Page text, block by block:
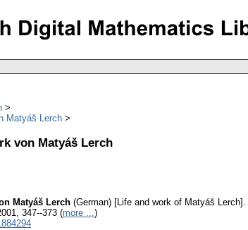
Matyáš Lerch
von Matyáš Lerch
Matyáš Lerch (German) [Life and work of Matyáš Lerch].
347--373 (more ...)